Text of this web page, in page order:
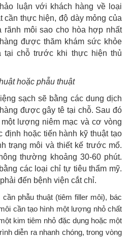
luận với khách hàng về loại
cần thực hiện, độ dày mỏng của
rãnh môi sao cho hòa hợp nhất
được thăm khám sức khỏe
tại chỗ trước khi thực hiện thủ
hoặc phẫu thuật
sạch sẽ bằng các dung dịch
được gây tê tại chỗ. Sau đó
lượng niêm mạc và cơ vòng
hoặc tiến hành kỹ thuật tạo
trạng môi và thiết kế trước mổ.
thường khoảng 30-60 phút.
các loại chỉ tự tiêu thẩm mỹ.
đến bệnh viện cắt chỉ.
phẫu thuật (tiêm filler môi), bác
cần tạo hình một lượng nhỏ chất
kim tiêm nhỏ đặc dụng hoặc một
diễn ra nhanh chóng, trong vòng